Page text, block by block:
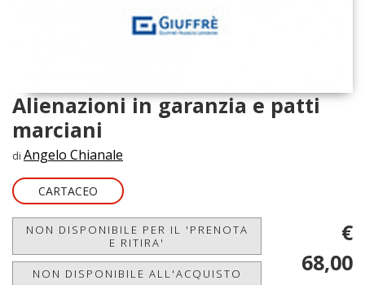
Alienazioni in garanzia e patti
marciani
di Angelo Chianale
CARTACEO
NON DISPONIBILE PER IL 'PRENOTA
E RITIRA'
NON DISPONIBILE ALL'ACQUISTO
€
68,00